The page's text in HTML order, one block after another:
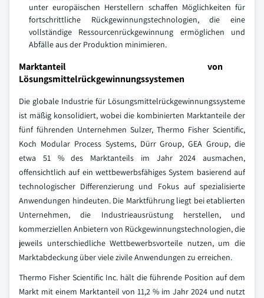
unter europäischen Herstellern schaffen Möglichkeiten für
fortschrittliche Rückgewinnungstechnologien, die eine
vollständige Ressourcenrückgewinnung ermöglichen und
Abfälle aus der Produktion minimieren.
Marktanteil von
Lösungsmittelrückgewinnungssystemen
Die globale Industrie für Lösungsmittelrückgewinnungssysteme
ist mäßig konsolidiert, wobei die kombinierten Marktanteile der
fünf führenden Unternehmen Sulzer, Thermo Fisher Scientific,
Koch Modular Process Systems, Dürr Group, GEA Group, die
etwa 51 % des Marktanteils im Jahr 2024 ausmachen,
offensichtlich auf ein wettbewerbsfähiges System basierend auf
technologischer Differenzierung und Fokus auf spezialisierte
Anwendungen hindeuten. Die Marktführung liegt bei etablierten
Unternehmen, die Industrieausrüstung herstellen, und
kommerziellen Anbietern von Rückgewinnungstechnologien, die
jeweils unterschiedliche Wettbewerbsvorteile nutzen, um die
Marktabdeckung über viele zivile Anwendungen zu erreichen.
Thermo Fisher Scientific Inc. hält die führende Position auf dem
Markt mit einem Marktanteil von 11,2 % im Jahr 2024 und nutzt